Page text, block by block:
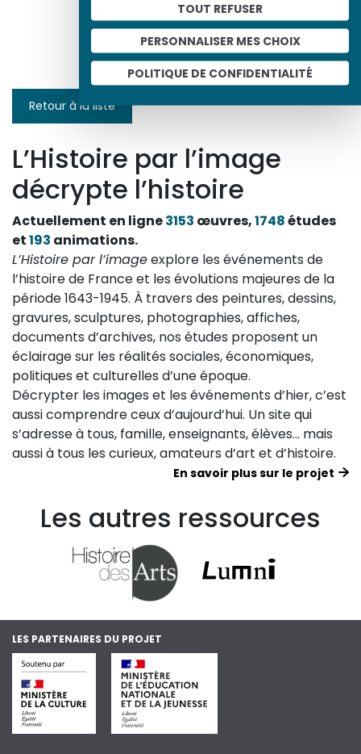
TOUT REFUSER
PERSONNALISER MES CHOIX
POLITIQUE DE CONFIDENTIALITÉ
d’escrimeuses
Retour à la liste
L’Histoire par l’image
décrypte l’histoire
Actuellement en ligne3153 œuvres,1748études
et193 animations.
L’Histoire par l’imageexplore les événements de
l’histoire de France et les évolutions majeures de la
période 1643-1945. À travers des peintures, dessins,
gravures, sculptures, photographies, affiches,
documents d’archives, nos études proposent un
éclairage sur les réalités sociales, économiques,
politiques et culturelles d’une époque.
Décrypter les images et les événements d’hier, c’est
aussi comprendre ceux d’aujourd’hui. Un site qui
s’adresse à tous, famille, enseignants, élèves… mais
aussi à tous les curieux, amateurs d’art et d’histoire.
En savoir plus sur le projet
Les autres ressources
LES PARTENAIRES DU PROJET